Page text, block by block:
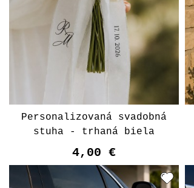
Personalizovaná svadobná
stuha - trhaná biela
4,00 €
Vyberte variant